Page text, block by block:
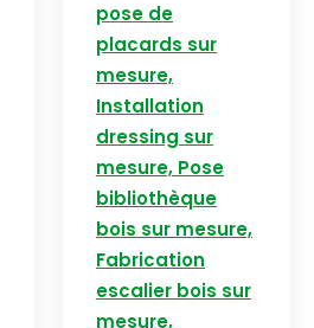
pose de
placards sur
mesure,
Installation
dressing sur
mesure, Pose
bibliothèque
bois sur mesure,
Fabrication
escalier bois sur
mesure,